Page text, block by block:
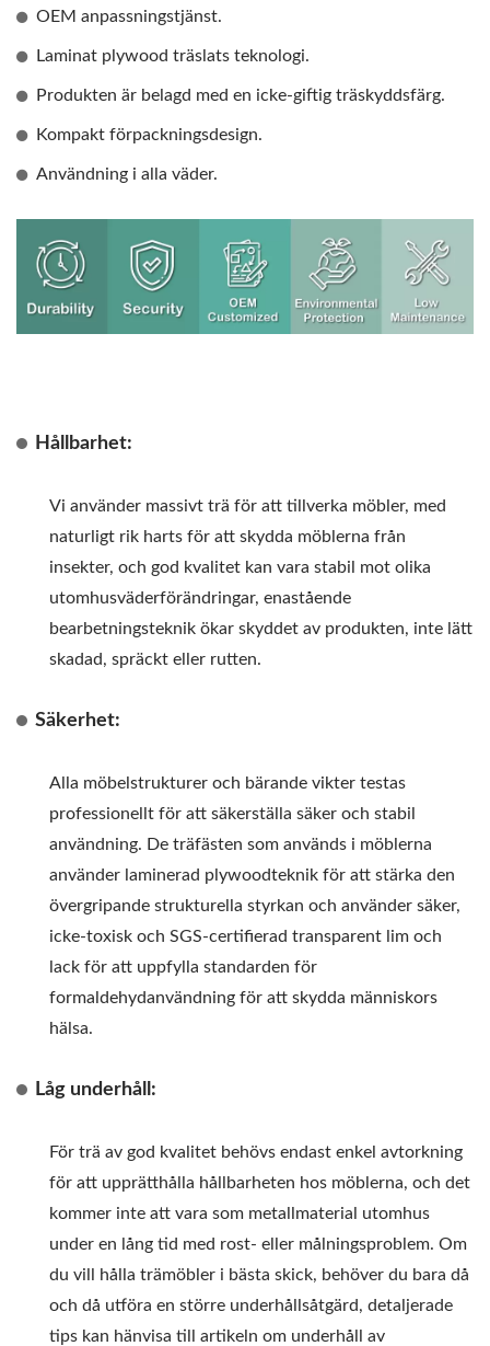
OEM anpassningstjänst.
Laminat plywood träslats teknologi.
Produkten är belagd med en icke-giftig träskyddsfärg.
Kompakt förpackningsdesign.
Användning i alla väder.
Hållbarhet:
Vi använder massivt trä för att tillverka möbler, med
naturligt rik harts för att skydda möblerna från
insekter, och god kvalitet kan vara stabil mot olika
utomhusväderförändringar, enastående
bearbetningsteknik ökar skyddet av produkten, inte lätt
skadad, spräckt eller rutten.
Säkerhet:
Alla möbelstrukturer och bärande vikter testas
professionellt för att säkerställa säker och stabil
användning. De träfästen som används i möblerna
använder laminerad plywoodteknik för att stärka den
övergripande strukturella styrkan och använder säker,
icke-toxisk och SGS-certifierad transparent lim och
lack för att uppfylla standarden för
formaldehydanvändning för att skydda människors
hälsa.
Låg underhåll:
För trä av god kvalitet behövs endast enkel avtorkning
för att upprätthålla hållbarheten hos möblerna, och det
kommer inte att vara som metallmaterial utomhus
under en lång tid med rost- eller målningsproblem. Om
du vill hålla trämöbler i bästa skick, behöver du bara då
och då utföra en större underhållsåtgärd, detaljerade
tips kan hänvisa till artikeln om underhåll av